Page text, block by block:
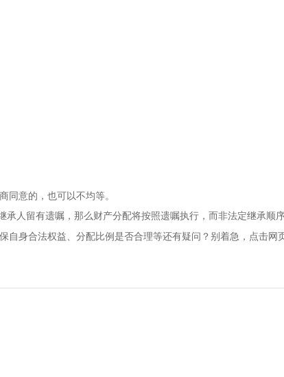
同意的，也可以不均等。
人留有遗嘱，那么财产分配将按照遗嘱执行，而非法定继承顺
身合法权益、分配比例是否合理等还有疑问？别着急，点击网